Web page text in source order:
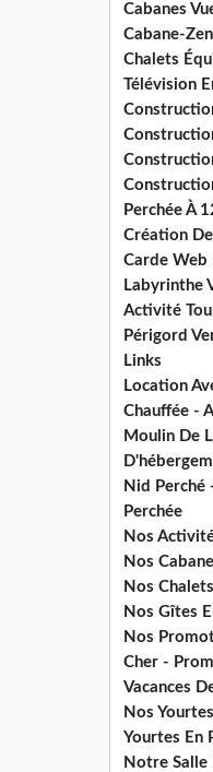
Cabanes
Cabane-Zen
Chalets
Télévision
Perchée À
Création
Carde Web
Labyrinthe
Activité
Périgord
Links
Location
Chauffée -
Moulin De
Nid Perché
Perchée
Nos
Nos
Nos
Nos Gîtes
Nos
Cher -
Vacances
Nos
Yourtes En
Notre Salle